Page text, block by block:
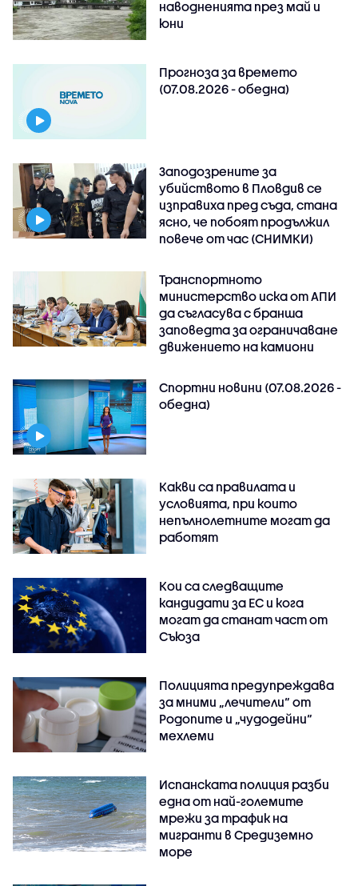
наводненията през май и
юни
Прогноза за времето
(07.08.2026 - обедна)
Заподозрените за
убийството в Пловдив се
изправиха пред съда, стана
ясно, че побоят продължил
повече от час (СНИМКИ)
Транспортното
министерство иска от АПИ
да съгласува с бранша
заповедта за ограничаване
движението на камиони
Спортни новини (07.08.2026 -
обедна)
Какви са правилата и
условията, при които
непълнолетните могат да
работят
Кои са следващите
кандидати за ЕС и кога
могат да станат част от
Съюза
Полицията предупреждава
за мними „лечители“ от
Родопите и „чудодейни“
мехлеми
Испанската полиция разби
една от най-големите
мрежи за трафик на
мигранти в Средиземно
море